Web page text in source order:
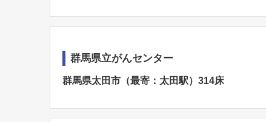
群馬県立がんセンター
群馬県太田市（最寄：太田駅）314床